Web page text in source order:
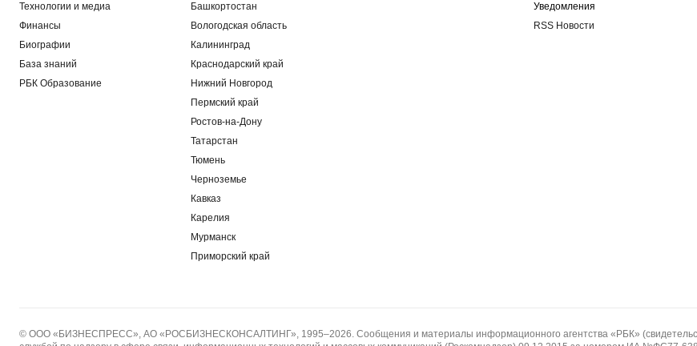
Технологии и медиа
Финансы
Биографии
База знаний
РБК Образование
Башкортостан
Вологодская область
Калининград
Краснодарский край
Нижний Новгород
Пермский край
Ростов-на-Дону
Татарстан
Тюмень
Черноземье
Кавказ
Карелия
Мурманск
Приморский край
Уведомления
RSS Новости
© ООО «БИЗНЕСПРЕСС», АО «РОСБИЗНЕСКОНСАЛТИНГ», 1995–2026. Сообщения и материалы информационного агентства «РБК»